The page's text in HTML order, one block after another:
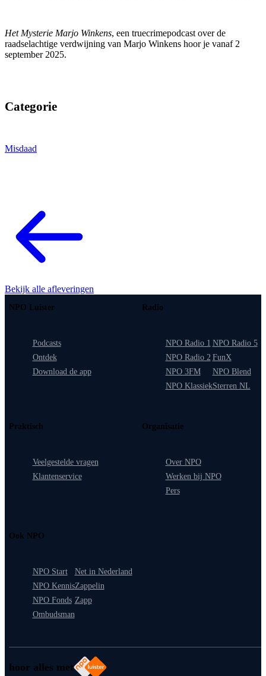
Het Mysterie Marjo Winkens, een truecrimepodcast over de
raadselachtige verdwijning van Marjo Winkens hoor je vanaf 2
september 2025.
Categorie
Misdaad
Bekijk alle afleveringen
hoor alles met
NPO Luister
Podcasts
Ontdek
Download de app
Radio
NPO Radio 1
NPO Radio 2
NPO 3FM
NPO Klassiek
NPO Radio 5
FunX
NPO Blend
Sterren NL
Praktisch
Veelgestelde vragen
Klantenservice
Organisatie
Over NPO
Werken bij NPO
Pers
Ook NPO
NPO Start
NPO Kennis
NPO Fonds
Ombudsman
Net in Nederland
Zappelin
Zapp